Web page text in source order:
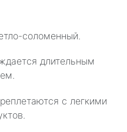
соломенный.
длительным
с легкими